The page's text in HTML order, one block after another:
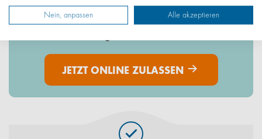
Beauftragen Sie bei uns bequem und einfach
Ihre Zulassung vor Ort.
JETZT ONLINE ZULASSEN
Nein, anpassen Alle akzeptieren